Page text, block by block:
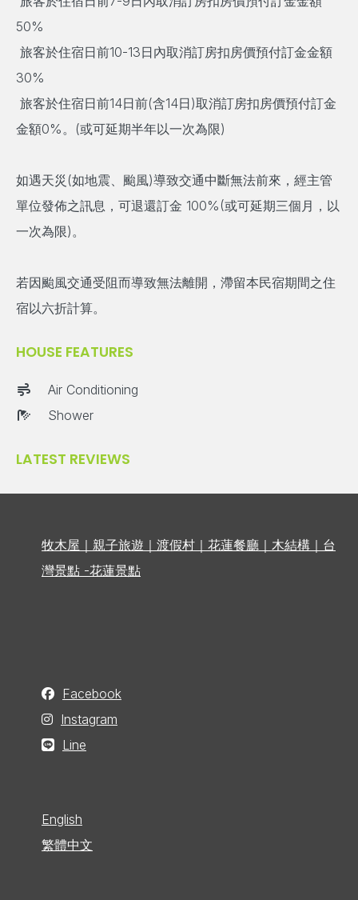
50%
旅客於住宿日前10-13日內取消訂房扣房價預付訂金金額
30%
旅客於住宿日前14日前(含14日)取消訂房扣房價預付訂金
金額0%。(或可延期半年以一次為限)
如遇天災(如地震、颱風)導致交通中斷無法前來，經主管
單位發佈之訊息，可退還訂金 100%(或可延期三個月，以
一次為限)。
若因颱風交通受阻而導致無法離開，滯留本民宿期間之住
宿以六折計算。
HOUSE FEATURES
Air Conditioning
Shower
LATEST REVIEWS
牧木屋｜親子旅遊｜渡假村｜花蓮餐廳｜木結構｜台
灣景點 -花蓮景點
Facebook
Instagram
Line
English
繁體中文